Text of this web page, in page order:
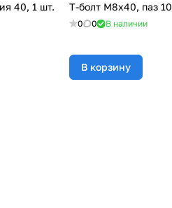
40, 1 шт. Т-болт М8х40, паз
0 0 В наличии
В корзину